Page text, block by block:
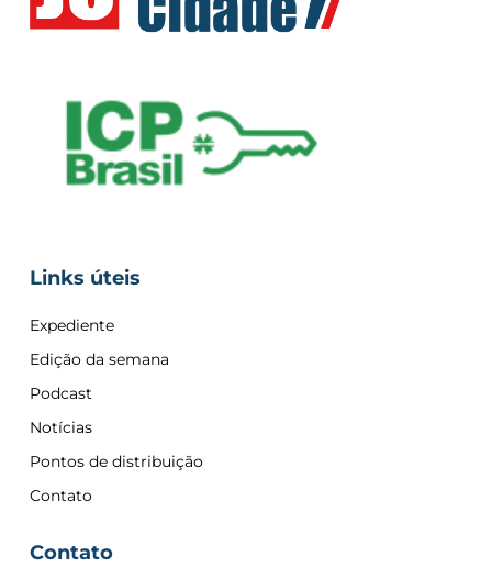
Links úteis
Expediente
Edição da semana
Podcast
Notícias
Pontos de distribuição
Contato
Contato